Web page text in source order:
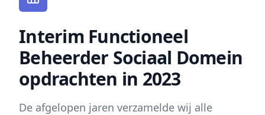
Interim Functioneel
Beheerder Sociaal Domein
opdrachten in 2023
De afgelopen jaren verzamelde wij alle